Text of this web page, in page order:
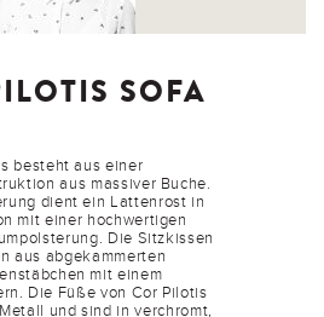
SOFA
besteht aus einer
aus massiver Buche.
dient ein Lattenrost in
mit einer hochwertigen
Die Sitzkissen
aus abgekammerten
mit einem
Die Füße von Cor Pilotis
und sind in verchromt,